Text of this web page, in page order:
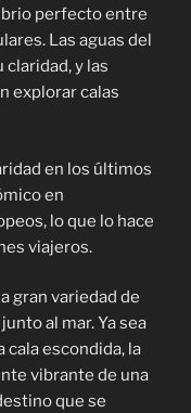
perfecto entre
Las aguas del
y las
explorar calas
en los últimos
en
lo que lo hace
viajeros.
gran variedad de
al mar. Ya sea
cala escondida, la
vibrante de una
que se